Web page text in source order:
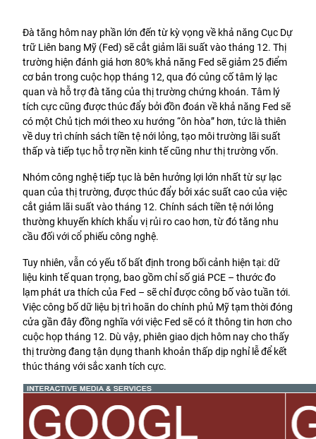
Đà tăng hôm nay phần lớn đến từ kỳ vọng về khả năng Cục Dự
trữ Liên bang Mỹ (Fed) sẽ cắt giảm lãi suất vào tháng 12. Thị
trường hiện đánh giá hơn 80% khả năng Fed sẽ giảm 25 điểm
cơ bản trong cuộc họp tháng 12, qua đó củng cố tâm lý lạc
quan và hỗ trợ đà tăng của thị trường chứng khoán. Tâm lý
tích cực cũng được thúc đẩy bởi đồn đoán về khả năng Fed sẽ
có một Chủ tịch mới theo xu hướng “ôn hòa” hơn, tức là thiên
về duy trì chính sách tiền tệ nới lỏng, tạo môi trường lãi suất
thấp và tiếp tục hỗ trợ nền kinh tế cũng như thị trường vốn.
Nhóm công nghệ tiếp tục là bên hưởng lợi lớn nhất từ sự lạc
quan của thị trường, được thúc đẩy bởi xác suất cao của việc
cắt giảm lãi suất vào tháng 12. Chính sách tiền tệ nới lỏng
thường khuyến khích khẩu vị rủi ro cao hơn, từ đó tăng nhu
cầu đối với cổ phiếu công nghệ.
Tuy nhiên, vẫn có yếu tố bất định trong bối cảnh hiện tại: dữ
liệu kinh tế quan trọng, bao gồm chỉ số giá PCE – thước đo
lạm phát ưa thích của Fed – sẽ chỉ được công bố vào tuần tới.
Việc công bố dữ liệu bị trì hoãn do chính phủ Mỹ tạm thời đóng
cửa gần đây đồng nghĩa với việc Fed sẽ có ít thông tin hơn cho
cuộc họp tháng 12. Dù vậy, phiên giao dịch hôm nay cho thấy
thị trường đang tận dụng thanh khoản thấp dịp nghỉ lễ để kết
thúc tháng với sắc xanh tích cực.